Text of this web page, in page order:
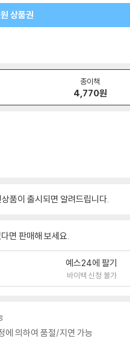
상품권
종이책
4,770원
품이 출시되면 알려드립니다.
면 판매해 보세요.
예스24에 팔기
바이백 신청 불가
에 의하여 품절/지연 가능